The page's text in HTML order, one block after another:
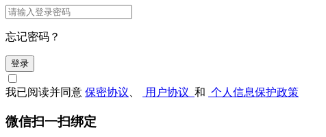
忘记密码？
登录
我已阅读并同意 保密协议 用户协议 和 个人信息保护政策
微信扫一扫绑定